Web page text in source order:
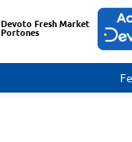
Devoto Fresh Market
Portones